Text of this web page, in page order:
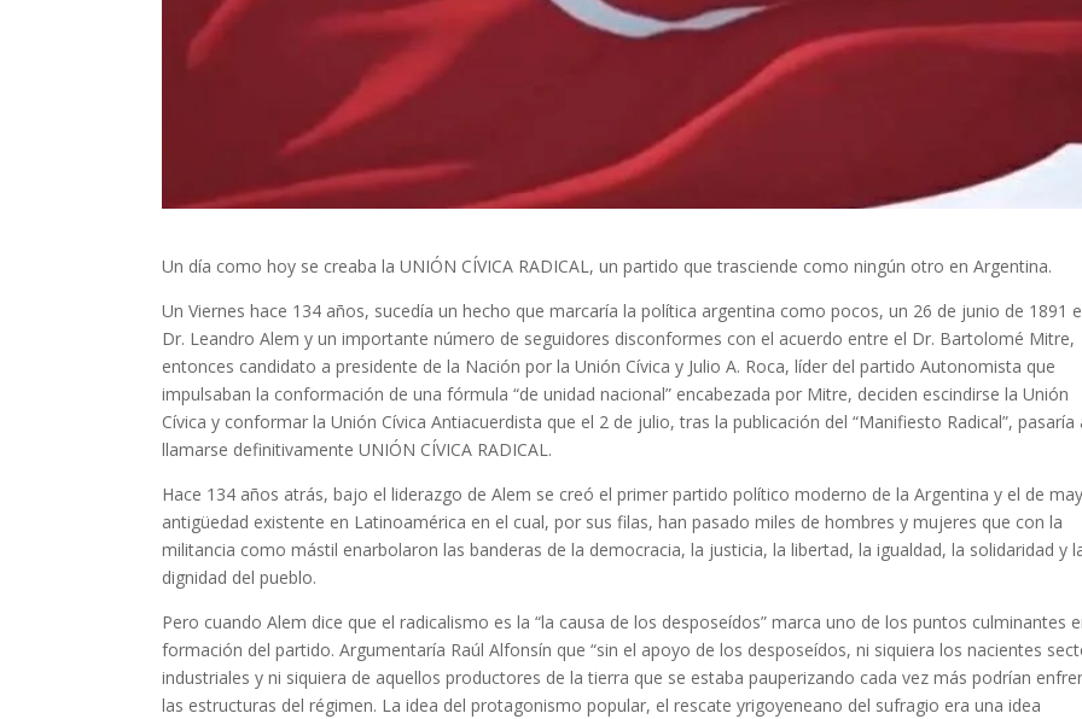
Un día como hoy se creaba la UNIÓN CÍVICA RADICAL, un partido que trasciende como ningún otro en Argentina.
Un Viernes hace 134 años, sucedía un hecho que marcaría la política argentina como pocos, un 26 de junio de 1891
Dr. Leandro Alem y un importante número de seguidores disconformes con el acuerdo entre el Dr. Bartolomé Mitre,
entonces candidato a presidente de la Nación por la Unión Cívica y Julio A. Roca, líder del partido Autonomista que
impulsaban la conformación de una fórmula “de unidad nacional” encabezada por Mitre, deciden escindirse la Unión
Cívica y conformar la Unión Cívica Antiacuerdista que el 2 de julio, tras la publicación del “Manifiesto Radical”, pasaría
llamarse definitivamente UNIÓN CÍVICA RADICAL.
Hace 134 años atrás, bajo el liderazgo de Alem se creó el primer partido político moderno de la Argentina y el de
antigüedad existente en Latinoamérica en el cual, por sus filas, han pasado miles de hombres y mujeres que con la
militancia como mástil enarbolaron las banderas de la democracia, la justicia, la libertad, la igualdad, la solidaridad y
dignidad del pueblo.
Pero cuando Alem dice que el radicalismo es la “la causa de los desposeídos” marca uno de los puntos culminantes
formación del partido. Argumentaría Raúl Alfonsín que “sin el apoyo de los desposeídos, ni siquiera los nacientes
industriales y ni siquiera de aquellos productores de la tierra que se estaba pauperizando cada vez más podrían
las estructuras del régimen. La idea del protagonismo popular, el rescate yrigoyeneano del sufragio era una idea